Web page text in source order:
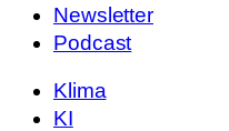
Newsletter
Podcast
Klima
KI